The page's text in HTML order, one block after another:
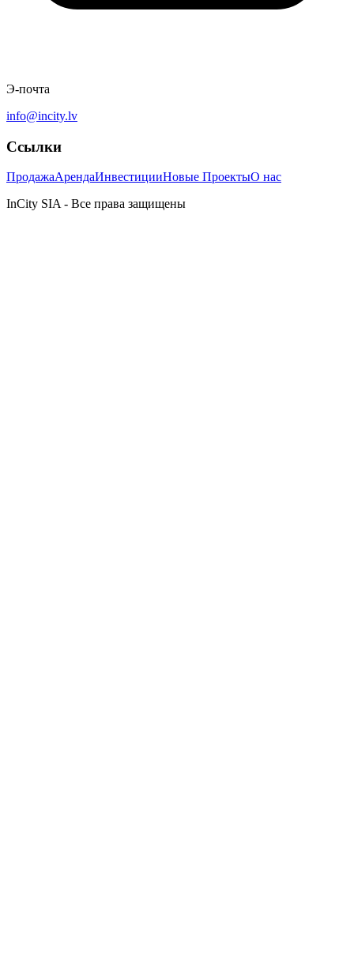
Э-почта
info@incity.lv
Ссылки
ПродажаАрендаИнвестицииНовые ПроектыО нас
InCity SIA - Все права защищены